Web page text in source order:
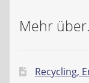
Mehr
Recycling,